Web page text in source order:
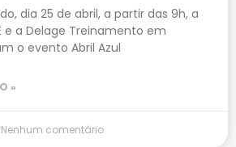
dia 25 de abril, a partir das 9h, a
e a Delage Treinamento em
o evento Abril Azul
»
Nenhum comentário